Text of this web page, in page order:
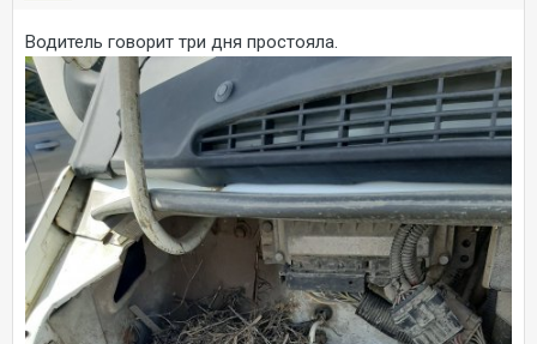
Водитель говорит три дня простояла.